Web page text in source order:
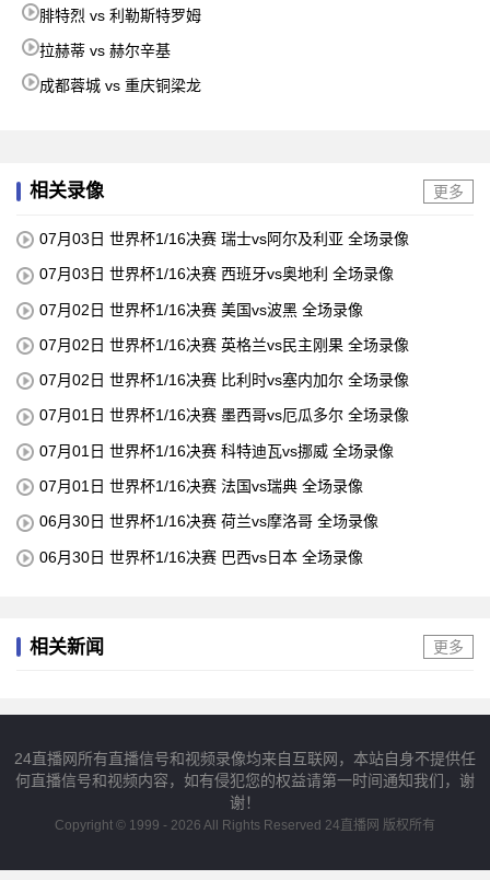
腓特烈 vs 利勒斯特罗姆
拉赫蒂 vs 赫尔辛基
成都蓉城 vs 重庆铜梁龙
相关录像 更多
07月03日 世界杯1/16决赛 瑞士vs阿尔及利亚 全场录像
07月03日 世界杯1/16决赛 西班牙vs奥地利 全场录像
07月02日 世界杯1/16决赛 美国vs波黑 全场录像
07月02日 世界杯1/16决赛 英格兰vs民主刚果 全场录像
07月02日 世界杯1/16决赛 比利时vs塞内加尔 全场录像
07月01日 世界杯1/16决赛 墨西哥vs厄瓜多尔 全场录像
07月01日 世界杯1/16决赛 科特迪瓦vs挪威 全场录像
07月01日 世界杯1/16决赛 法国vs瑞典 全场录像
06月30日 世界杯1/16决赛 荷兰vs摩洛哥 全场录像
06月30日 世界杯1/16决赛 巴西vs日本 全场录像
相关新闻 更多
24直播网所有直播信号和视频录像均来自互联网，本站自身不提供任
何直播信号和视频内容，如有侵犯您的权益请第一时间通知我们，谢
谢！
Copyright © 1999 - 2026 All Rights Reserved 24直播网 版权所有